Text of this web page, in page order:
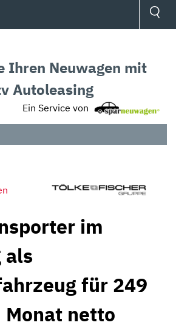
Ihren Neuwagen mit
Autoleasing
Ein Service von
im
als
für 249
Monat netto